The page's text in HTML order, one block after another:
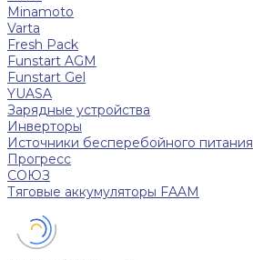
Minamoto
Varta
Fresh Pack
Funstart AGM
Funstart Gel
YUASA
Зарядные устройства
Инверторы
Источники бесперебойного питания
Прогресс
СОЮЗ
Тяговые аккумуляторы FAAM